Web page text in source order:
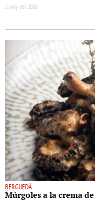
2 juny del 2026
BERGUEDÀ
Múrgoles a la crema